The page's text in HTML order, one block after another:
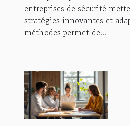
entreprises de sécurité
stratégies innovantes et
méthodes permet de...